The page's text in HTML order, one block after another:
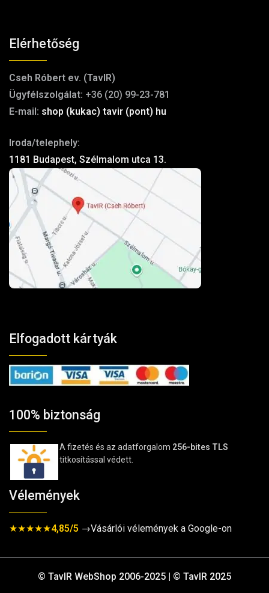
Elérhetőség
Cseh Róbert ev. (TavIR)
Ügyfélszolgálat: +36 (20) 99-23-781
E-mail: shop (kukac) tavir (pont) hu
Iroda/telephely:
1181 Budapest, Szélmalom utca 13.
Elfogadott kártyák
100% biztonság
A fizetés és az adatforgalom 256-bites TLS
titkosítással védett.
Vélemények
★★★★★4,85/5 →Vásárlói vélemények a Google-on
© TavIR WebShop 2006-2025 | © TavIR 2025